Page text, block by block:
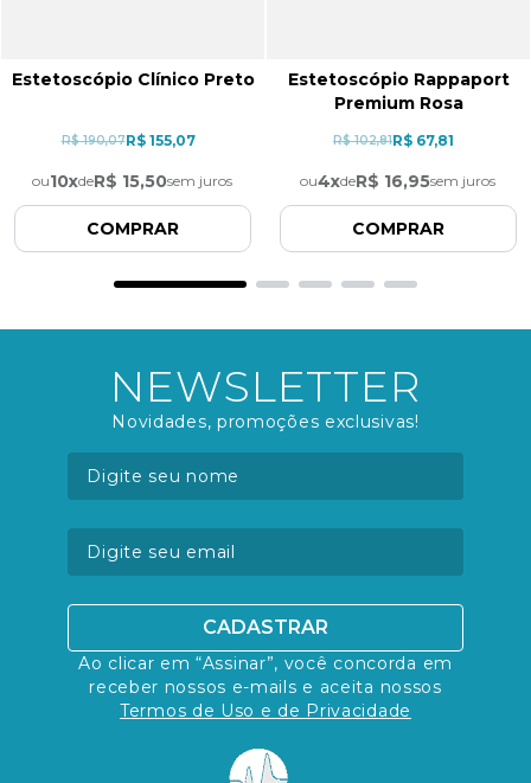
Estetoscópio Clínico Preto
R$ 190,07R$ 155,07
ou10xdeR$ 15,50sem juros
COMPRAR
Estetoscópio Rappaport
Premium Rosa
R$ 102,81R$ 67,81
ou4xdeR$ 16,95sem juros
COMPRAR
NEWSLETTER
Novidades, promoções exclusivas!
CADASTRAR
Ao clicar em “Assinar”, você concorda em
receber nossos e-mails e aceita nossos
Termos de Uso e de Privacidade